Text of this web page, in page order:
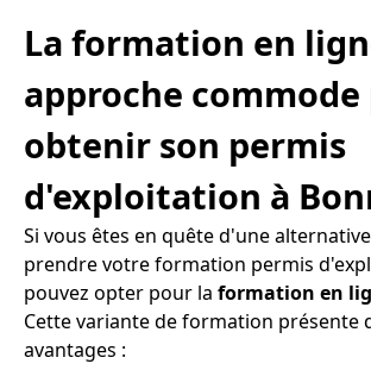
La formation en
approche
obtenir son permis
d'exploitation à
Si vous êtes en quête d'une
prendre votre formation permis
pouvez opter pour la formation en
Cette variante de formation présente
avantages :